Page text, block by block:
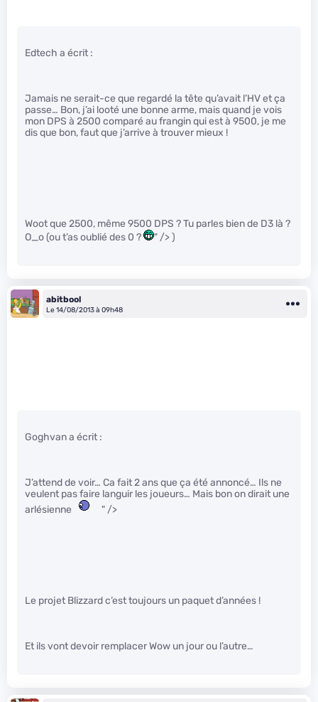
Edtech a écrit :
Jamais ne serait-ce que regardé la tête qu’avait l’HV et ça
passe… Bon, j’ai looté une bonne arme, mais quand je vois
mon DPS à 2500 comparé au frangin qui est à 9500, je me
dis que bon, faut que j’arrive à trouver mieux !
Woot que 2500, même 9500 DPS ? Tu parles bien de D3 là ?
O_o (ou t’as oublié des 0 ?
" /> )
abitbool
Le 14/08/2013 à 09h48
Goghvan a écrit :
J’attend de voir… Ca fait 2 ans que ça été annoncé… Ils ne
veulent pas faire languir les joueurs… Mais bon on dirait une
arlésienne
" />
Le projet Blizzard c’est toujours un paquet d’années !
Et ils vont devoir remplacer Wow un jour ou l’autre…